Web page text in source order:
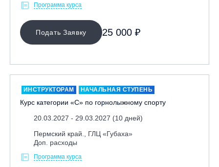
Санкт-Петербург, Всесезонный курорт «Игора»
Санкт-Петербург, Скейт-парк под мостом Бетанкура
Сочи, ГТЦ «Газпром»
Узбекистан, ГКЛЦ «Amirsoy»
Уфа,СШОР ПО БИАТЛОНУ РБ
Челябинская обл., Миасс, Вейк-клуб «Мастер»
Чусовой, ГК «Такман»
Южно-Сахалинск, СТК «Горный воздух»
Программа курса
Подать Заявку 25 000 ₽
ИНСТРУКТОРАМ НАЧАЛЬНАЯ СТУПЕНЬ
Курс категории «С» по горнолыжному спорту
20.03.2027 - 29.03.2027 (10 дней)
Пермский край., ГЛЦ «Губаха»
Доп. расходы
Программа курса